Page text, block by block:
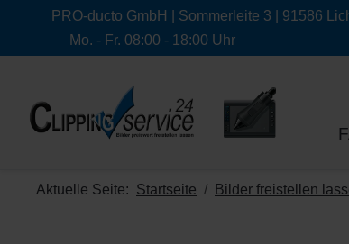
PRO-ducto GmbH | Sommerleite 3 | 91586
Mo. - Fr. 08:00 - 18:00 Uhr
Aktuelle Seite: Startseite Bilder freistellen